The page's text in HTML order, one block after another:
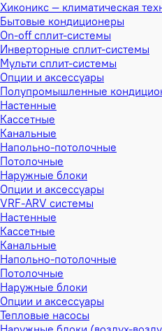
Хиконикс — климатическая
Бытовые кондиционеры
On-off сплит-системы
Инверторные сплит-системы
Мульти сплит-системы
Опции и аксессуары
Полупромышленные
Настенные
Кассетные
Канальные
Напольно-потолочные
Потолочные
Наружные блоки
Опции и аксессуары
VRF-ARV системы
Настенные
Кассетные
Канальные
Напольно-потолочные
Потолочные
Наружные блоки
Опции и аксессуары
Тепловые насосы